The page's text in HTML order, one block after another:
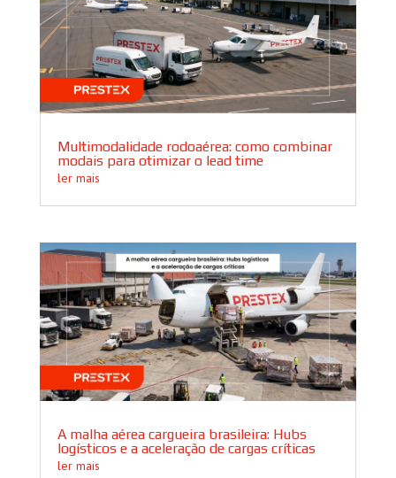
Multimodalidade rodoaérea: como combinar
modais para otimizar o lead time
ler mais
A malha aérea cargueira brasileira: Hubs
logísticos e a aceleração de cargas críticas
ler mais